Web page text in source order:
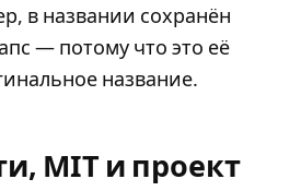
в названии сохранён
— потому что это её
название.
MIT и проект